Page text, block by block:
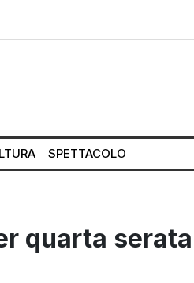
SPETTACOLO
quarta serata